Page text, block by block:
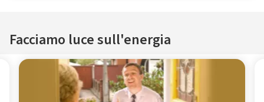
Facciamo luce sull'energia